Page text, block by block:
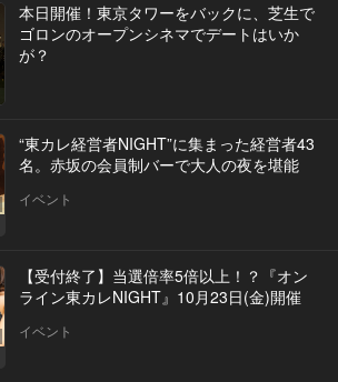
本日開催！東京タワーをバックに、芝生で
ゴロンのオープンシネマでデートはいか
が？
“東カレ経営者NIGHT”に集まった経営者43
名。赤坂の会員制バーで大人の夜を堪能
イベント
【受付終了】当選倍率5倍以上！？『オン
ライン東カレNIGHT』10月23日(金)開催
イベント